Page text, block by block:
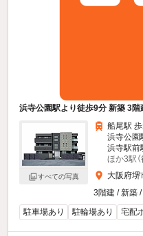
浜寺公園駅より徒歩9分 新築 3階
すべての写真
船尾駅 歩
浜寺公園
浜寺駅前
ほか3駅
大阪府堺
3階建 / 新築
駐車場あり
駐輪場あり 宅配